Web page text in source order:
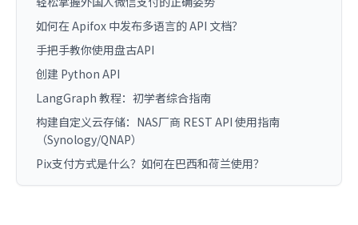
如何在 Apifox 中发布多语言的 API 文档？
手把手教你使用盘古API
创建 Python API
LangGraph 教程：初学者综合指南
构建自定义云存储：NAS厂商 REST API 使用指南
（Synology/QNAP）
Pix支付方式是什么？如何在巴西和荷兰使用？